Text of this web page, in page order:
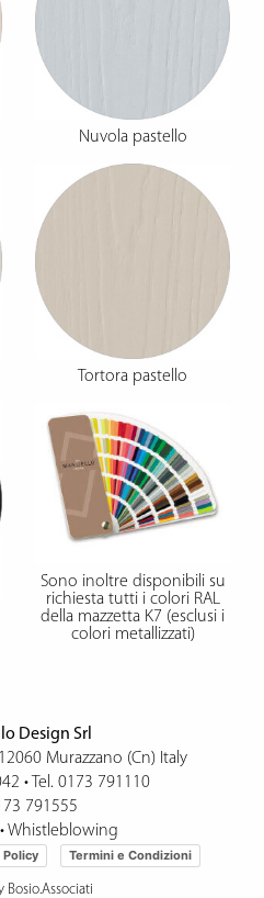
Nuvola pastello
Tortora pastello
Sono inoltre disponibili su
richiesta tutti i colori RAL
della mazzetta K7 (esclusi i
colori metallizzati)
Design Srl
Murazzano (Cn) Italy
• Tel. 0173 791110
791555
•Whistleblowing
Termini e Condizioni
Bosio.Associati